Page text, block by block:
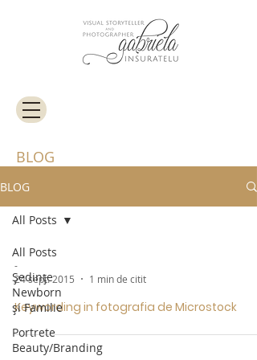
BLOG
BLOG
All Posts
Ședințe
Newborn
și Familie
Portrete
Beauty/Branding
All Posts
-
24 sept. 2015
1 min de citit
Keywording in fotografia de Microstock